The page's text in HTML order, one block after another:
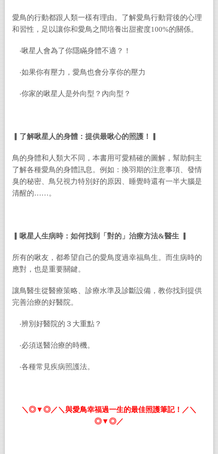
愛鳥的行動都跟人類一樣有理由。了解愛鳥行動背後的心理
和習性，足以讓你和愛鳥之間培養出甜蜜度100%的關係。
‧啾星人會為了你隱瞞身體不適？！
‧如果你有壓力，愛鳥也會分享你的壓力
‧你家的啾星人是外向型？內向型？
▎了解啾星人的身體：提供最啾心的照護！▎
鳥的身體和人類大不同，本書用可愛精確的圖解，幫助飼主
了解各種愛鳥的身體訊息。例如：換羽期的注意事項、發情
臭的秘密、鳥兒視力特別好的原因、睡覺時還有一半大腦是
清醒的……。
▎啾星人生病時：如何找到「對的」治療方法&醫生 ▎
所有的啾友，都希望自己的愛鳥度過幸福鳥生。而生病時的
應對，也是重要關鍵。
讓鳥醫生從醫療策略、診療水準及診斷設備，教你找到提供
完善治療的好醫院。
‧辨別好醫院的３大重點？
‧必須送醫治療的時機。
‧各種常見疾病照護法。
＼◎▼◎／＼與愛鳥幸福過一生的最佳照護筆記！／＼
◎▼◎／